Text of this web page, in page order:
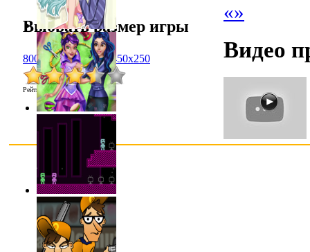
«»
Выбрать размер игры
800x600 1024x768 450x250
Рейтинг :3.5/2
Видео